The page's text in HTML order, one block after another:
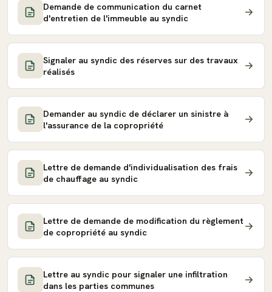
Demande de communication du carnet
d'entretien de l'immeuble au syndic
Signaler au syndic des réserves sur des travaux
réalisés
Demander au syndic de déclarer un sinistre à
l'assurance de la copropriété
Lettre de demande d'individualisation des frais
de chauffage au syndic
Lettre de demande de modification du règlement
de copropriété au syndic
Lettre au syndic pour signaler une infiltration
dans les parties communes